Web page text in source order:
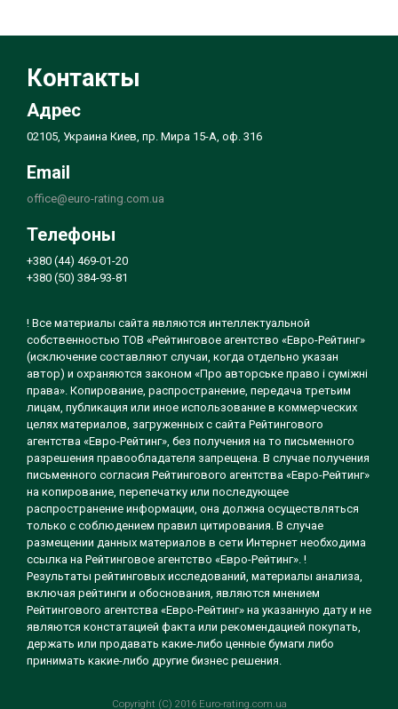
Контакты
Адрес
02105, Украина Киев, пр. Мира 15-А, оф. 316
Email
office@euro-rating.com.ua
Телефоны
+380 (44) 469-01-20
+380 (50) 384-93-81
! Все материалы сайта являются интеллектуальной
собственностью ТОВ «Рейтинговое агентство «Евро-Рейтинг»
(исключение составляют случаи, когда отдельно указан
автор) и охраняются законом «Про авторське право і суміжні
права». Копирование, распространение, передача третьим
лицам, публикация или иное использование в коммерческих
целях материалов, загруженных с сайта Рейтингового
агентства «Евро-Рейтинг», без получения на то письменного
разрешения правообладателя запрещена. В случае получения
письменного согласия Рейтингового агентства «Евро-Рейтинг»
на копирование, перепечатку или последующее
распространение информации, она должна осуществляться
только с соблюдением правил цитирования. В случае
размещении данных материалов в сети Интернет необходима
ссылка на Рейтинговое агентство «Евро-Рейтинг». !
Результаты рейтинговых исследований, материалы анализа,
включая рейтинги и обоснования, являются мнением
Рейтингового агентства «Евро-Рейтинг» на указанную дату и не
являются констатацией факта или рекомендацией покупать,
держать или продавать какие-либо ценные бумаги либо
принимать какие-либо другие бизнес решения.
Copyright (C) 2016 Euro-rating.com.ua